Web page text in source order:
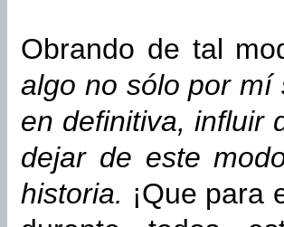
Obrando de tal
algo no sólo por mí
en definitiva, influir
dejar de este
historia. ¡Que para